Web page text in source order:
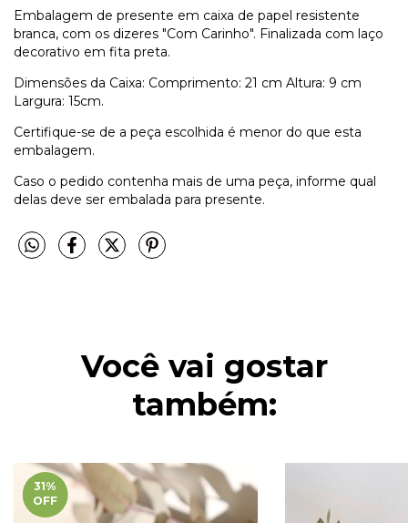
Embalagem de presente em caixa de papel resistente
branca, com os dizeres "Com Carinho". Finalizada com laço
decorativo em fita preta.
Dimensões da Caixa: Comprimento: 21 cm Altura: 9 cm
Largura: 15cm.
Certifique-se de a peça escolhida é menor do que esta
embalagem.
Caso o pedido contenha mais de uma peça, informe qual
delas deve ser embalada para presente.
Você vai gostar
também:
31%
OFF